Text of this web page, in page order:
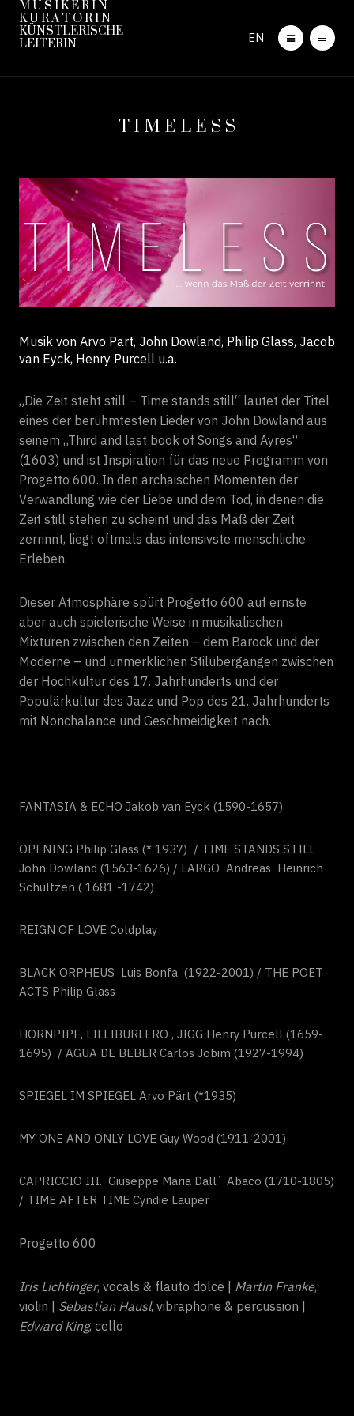
M U S I K E R I N
K U R A T O R I N
KÜNSTLERISCHE
LEITERIN
EN
T I M E L E S S
Musik von Arvo Pärt, John Dowland, Philip Glass, Jacob
van Eyck, Henry Purcell u.a.
„Die Zeit steht still – Time stands still“ lautet der Titel
eines der berühmtesten Lieder von John Dowland aus
seinem „Third and last book of Songs and Ayres“
(1603) und ist Inspiration für das neue Programm von
Progetto 600. In den archaischen Momenten der
Verwandlung wie der Liebe und dem Tod, in denen die
Zeit still stehen zu scheint und das Maß der Zeit
zerrinnt, liegt oftmals das intensivste menschliche
Erleben.
Dieser Atmosphäre spürt Progetto 600 auf ernste
aber auch spielerische Weise in musikalischen
Mixturen zwischen den Zeiten – dem Barock und der
Moderne – und unmerklichen Stilübergängen zwischen
der Hochkultur des 17. Jahrhunderts und der
Populärkultur des Jazz und Pop des 21. Jahrhunderts
mit Nonchalance und Geschmeidigkeit nach.
FANTASIA & ECHO Jakob van Eyck (1590-1657)
OPENING Philip Glass (* 1937) / TIME STANDS STILL
John Dowland (1563-1626) / LARGO Andreas Heinrich
Schultzen ( 1681 -1742)
REIGN OF LOVE Coldplay
BLACK ORPHEUS Luis Bonfa (1922-2001) / THE POET
ACTS Philip Glass
HORNPIPE, LILLIBURLERO , JIGG Henry Purcell (1659-
1695) / AGUA DE BEBER Carlos Jobim (1927-1994)
SPIEGEL IM SPIEGEL Arvo Pärt (*1935)
MY ONE AND ONLY LOVE Guy Wood (1911-2001)
CAPRICCIO III. Giuseppe Maria Dall` Abaco (1710-1805)
/ TIME AFTER TIME Cyndie Lauper
Progetto 600
Iris Lichtinger, vocals & flauto dolce | Martin Franke,
violin | Sebastian Hausl, vibraphone & percussion |
Edward King, cello